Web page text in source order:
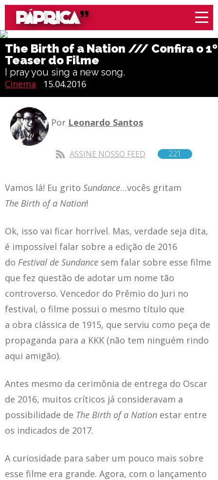
The Birth of a Nation /// Confira o 1º
Teaser do Filme
I pray you sing a new song.
Cinema
15.04.2016
Por Leonardo Santos
ASSINE NOSSO FEED 221
Vamos lá! Eu grito Sundance…vocês gritam
The Birth of a Nation!
Ok, isso vai ficar horrível. Mas, verdade seja dita,
é impossível falar sobre a edição de 2016
do Festival de Sundance sem falar sobre esse filme
que fez questão de adotar um nome tão
controverso. Vencedor do Prêmio do Juri no
festival, o filme possui o mesmo título que
a obra clássica de 1915, que serviu como peça de
propaganda para a KKK (não tem ninguém rindo
aqui amigão).
Antes mesmo da cerimônia de entrega do Oscar
de 2016, muitos críticos já consideravam a
possibilidade de The Birth of a Nation estar entre
os indicados de 2017.
A curiosidade para saber um pouco mais sobre
esse filme era grande. Agora, com o lançamento